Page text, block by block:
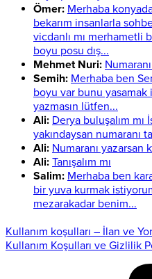
Ömer: Merhaba
bekarım insanlarla
vicdanlı mı merhametli
boyu posu dış...
Mehmet Nuri:
Semih: Merhaba ben
boyu var bunu yasamak
yazmasın lütfen...
Ali: Derya buluşalım
yakındaysan numaranı
Ali: Numaranı yazarsan
Ali: Tanışalım mı
Salim: Merhaba ben
bir yuva kurmak
mezarakadar benim...
Kullanım koşulları – İlan ve
Kullanım Koşulları ve Gizlilik